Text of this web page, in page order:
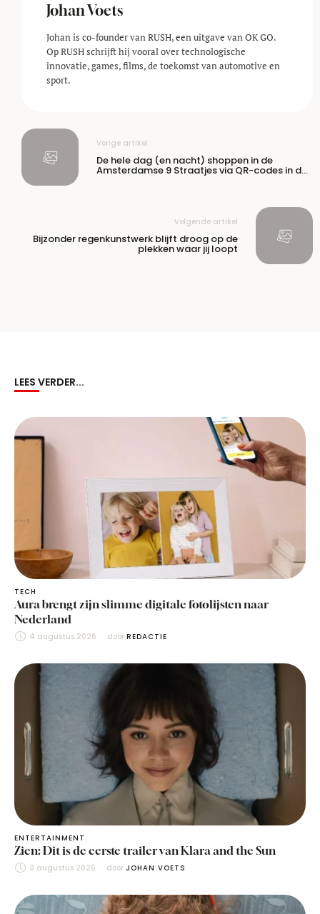
Johan Voets
Johan is co-founder van RUSH, een uitgave van OK GO.
Op RUSH schrijft hij vooral over technologische
innovatie, games, films, de toekomst van automotive en
sport.
Vorige artikel
De hele dag (en nacht) shoppen in de
Amsterdamse 9 Straatjes via QR-codes in de
Volgende artikel
Bijzonder regenkunstwerk blijft droog op de
plekken waar jij loopt
LEES VERDER...
TECH
Aura brengt zijn slimme digitale fotolijsten naar
Nederland
4 augustus 2026 door REDACTIE
ENTERTAINMENT
Zien: Dit is de eerste trailer van Klara and the Sun
3 augustus 2026 door JOHAN VOETS